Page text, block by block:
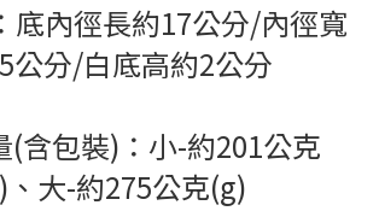
底內徑長約17公分/內徑寬
公分/白底高約2公分
(含包裝)：小-約201公克
、大-約275公克(g)